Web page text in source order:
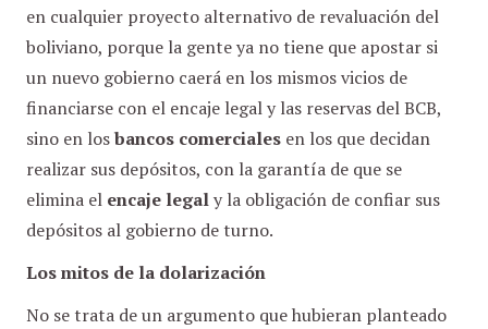
en cualquier proyecto alternativo de revaluación del
boliviano, porque la gente ya no tiene que apostar si
un nuevo gobierno caerá en los mismos vicios de
financiarse con el encaje legal y las reservas del BCB,
sino en losbancos comerciales en los que decidan
realizar sus depósitos, con la garantía de que se
elimina el encaje legaly la obligación de confiar sus
depósitos al gobierno de turno.
Los mitos de la dolarización
No se trata de un argumento que hubieran planteado